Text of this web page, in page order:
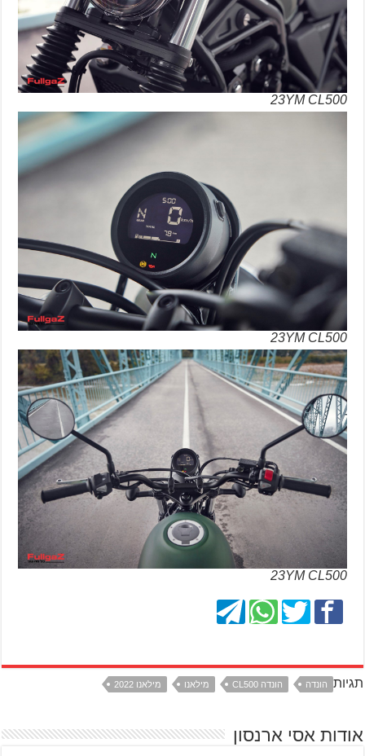
23YM CL500
23YM CL500
23YM CL500
תגיות הונדה הונדה CL500 מילאנו מילאנו 2022
אודות אסי ארנסון